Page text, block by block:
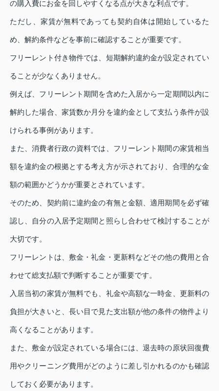
の購入費にお金を回しやすくなる点が大きな利点です。
ただし、家賃が無料であっても契約自体は開始しているた
め、解約条件などを事前に確認することが重要です。
フリーレント付き物件では、短期解約違約金が設定されてい
ることが少なくありません。
例えば、フリーレント期間を含めた入居から一定期間以内に
解約した場合、家賃数か月分を違約金として支払う条件が設
けられる事例があります。
また、消費者行政の資料では、フリーレント期間の家賃相当
額を違約金の根拠とする考え方が示されており、合理的な金
額の範囲かどうかが重要とされています。
そのため、契約前に違約金の有無と金額、適用期間を必ず確
認し、自分の入居予定期間と照らし合わせて検討することが
大切です。
フリーレントは、敷金・礼金・更新料などその他の費用と合
わせて総支払額で判断することが重要です。
入居当初の家賃が無料でも、礼金や高額な一時金、更新料の
負担が大きいと、長い目で見た支出額が他の条件の物件より
高くなることがあります。
また、敷金が設定されている場合には、退去時の原状回復費
用やクリーニング費用がどのように差し引かれるのかも確認
しておく必要があります。